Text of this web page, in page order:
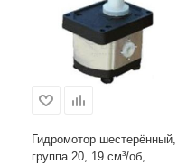
Гидромотор шестерённый,
группа 20, 19 см³/об,